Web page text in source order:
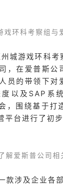
环科考察组与
城游戏环科考
，在爱普斯公
员的带领下对
以及SAP系
，围绕基于打
台进行了初步
解爱斯普公司相
款涉及企业各